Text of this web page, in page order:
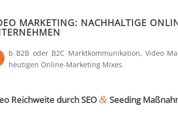
MARKETING: NACHHALTIGE
b B2B oder B2C Marktkommunikation, Video
heutigen Online-Marketing Mixes.
Reichweite durch SEO &Seeding